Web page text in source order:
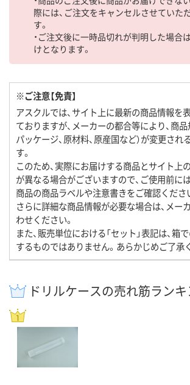
際には、ご注文をキャンセルさせていた
す。
・ご注文後に一時品切れが判明した場合
けとなります。
※ご注意【免責】
アスクルでは、サイト上に最新の商品情報を
ておりますが、メーカーの都合等により、商品
パッケージ、原材料、原産国など）が変更され
す。
このため、実際にお届けする商品とサイト上
が異なる場合がございますので、ご使用前に
商品の商品ラベルや注意書きをご確認くださ
さらに詳細な商品情報が必要な場合は、メー
わせください。
また、販売単位における「セット」表記は、箱
するものではありません。あらかじめご了承
ドリルケースの売れ筋ラン